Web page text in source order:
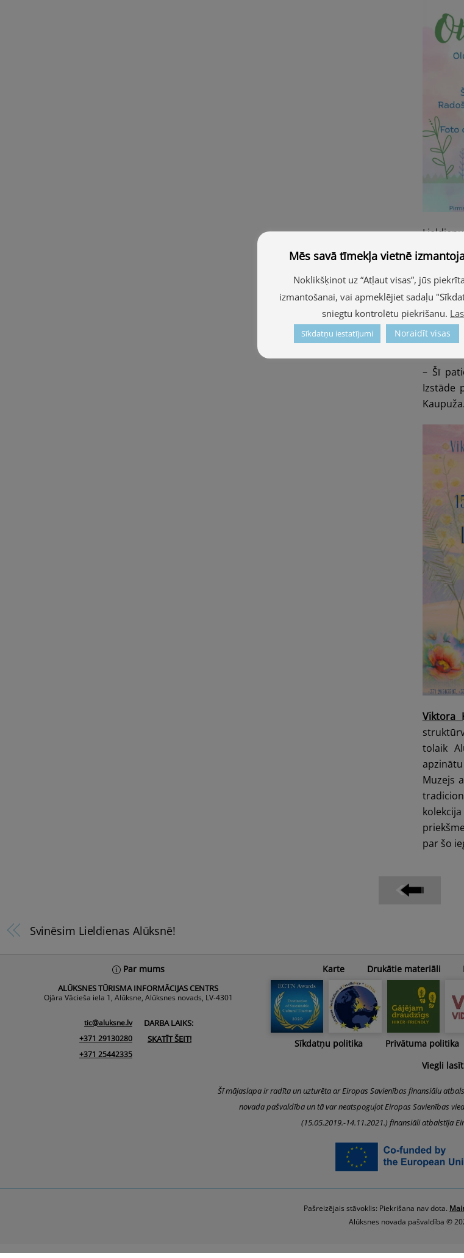
1943.
Vāciju,
– Šī
Izstāde
Kaupuža.
Viktora
tolaik
Muzejs
par šo
Svinēsim Lieldienas Alūksnē!
Par mums
ALŪKSNES TŪRISMA INFORMĀCIJAS CENTRS
Ojāra Vācieša iela 1, Alūksne, Alūksnes novads, LV-4301
tic@aluksne.lv
+371 29130280
+371 25442335
DARBA LAIKS:
SKATĪT ŠEIT!
Karte Drukātie materiāli
Sīkdatņu politika Privātuma politika
Viegli lasīt
Šī mājaslapa ir radīta un uzturēta ar Eiropas Savienības finansiālu
novada pašvaldība un tā var neatspoguļot Eiropas Savienības
(15.05.2019.-14.11.2021.) finansiāli atbalstīja
Pašreizējais stāvoklis: Piekrišana nav dota.
Alūksnes novada pašvaldība ©
Mēs savā tīmekļa vietnē
Noklikšķinot uz “Atļaut visas”, jūs
izmantošanai, vai apmeklējiet sadaļu
sniegtu kontrolētu piekrišanu.
Sīkdatņu iestatījumi Noraidīt visas